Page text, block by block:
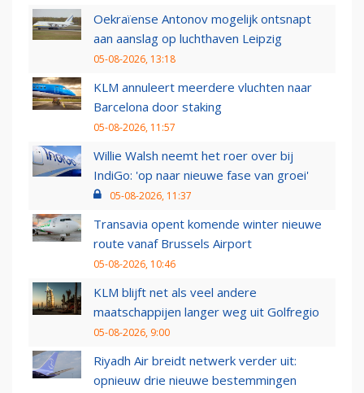
Oekraïense Antonov mogelijk ontsnapt
aan aanslag op luchthaven Leipzig
05-08-2026, 13:18
KLM annuleert meerdere vluchten naar
Barcelona door staking
05-08-2026, 11:57
Willie Walsh neemt het roer over bij
IndiGo: 'op naar nieuwe fase van groei'
05-08-2026, 11:37
Transavia opent komende winter nieuwe
route vanaf Brussels Airport
05-08-2026, 10:46
KLM blijft net als veel andere
maatschappijen langer weg uit Golfregio
05-08-2026, 9:00
Riyadh Air breidt netwerk verder uit:
opnieuw drie nieuwe bestemmingen